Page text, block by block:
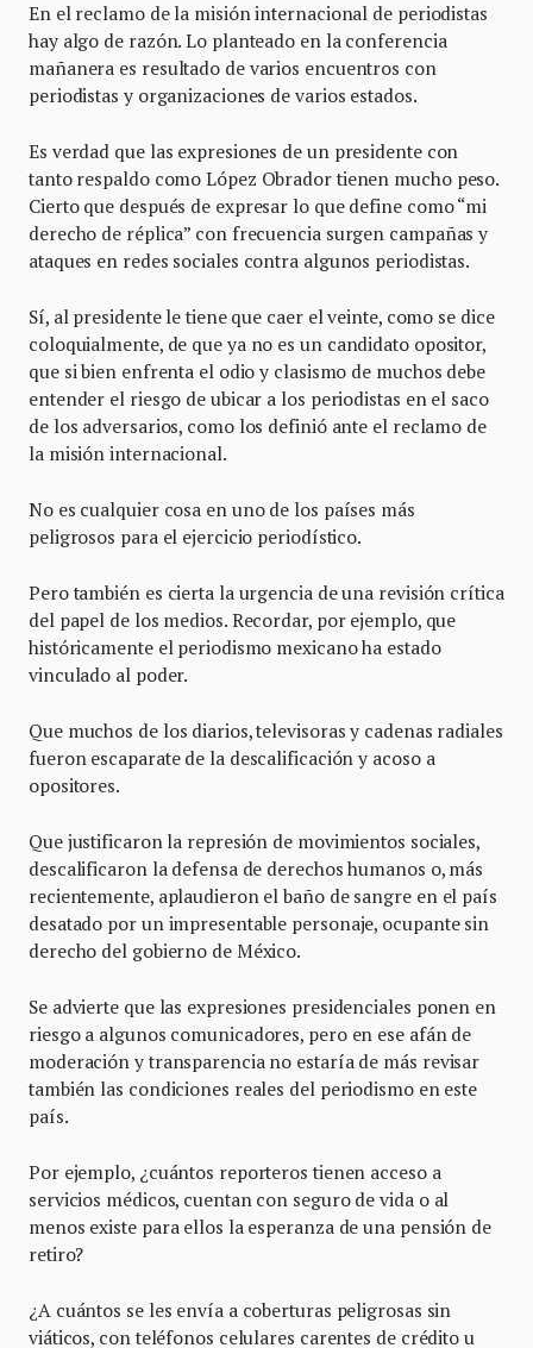
En el reclamo de la misión internacional de periodistas
hay algo de razón. Lo planteado en la conferencia
mañanera es resultado de varios encuentros con
periodistas y organizaciones de varios estados.
Es verdad que las expresiones de un presidente con
tanto respaldo como López Obrador tienen mucho peso.
Cierto que después de expresar lo que define como “mi
derecho de réplica” con frecuencia surgen campañas y
ataques en redes sociales contra algunos periodistas.
Sí, al presidente le tiene que caer el veinte, como se dice
coloquialmente, de que ya no es un candidato opositor,
que si bien enfrenta el odio y clasismo de muchos debe
entender el riesgo de ubicar a los periodistas en el saco
de los adversarios, como los definió ante el reclamo de
la misión internacional.
No es cualquier cosa en uno de los países más
peligrosos para el ejercicio periodístico.
Pero también es cierta la urgencia de una revisión crítica
del papel de los medios. Recordar, por ejemplo, que
históricamente el periodismo mexicano ha estado
vinculado al poder.
Que muchos de los diarios, televisoras y cadenas radiales
fueron escaparate de la descalificación y acoso a
opositores.
Que justificaron la represión de movimientos sociales,
descalificaron la defensa de derechos humanos o, más
recientemente, aplaudieron el baño de sangre en el país
desatado por un impresentable personaje, ocupante sin
derecho del gobierno de México.
Se advierte que las expresiones presidenciales ponen en
riesgo a algunos comunicadores, pero en ese afán de
moderación y transparencia no estaría de más revisar
también las condiciones reales del periodismo en este
país.
Por ejemplo, ¿cuántos reporteros tienen acceso a
servicios médicos, cuentan con seguro de vida o al
menos existe para ellos la esperanza de una pensión de
retiro?
¿A cuántos se les envía a coberturas peligrosas sin
viáticos, con teléfonos celulares carentes de crédito u